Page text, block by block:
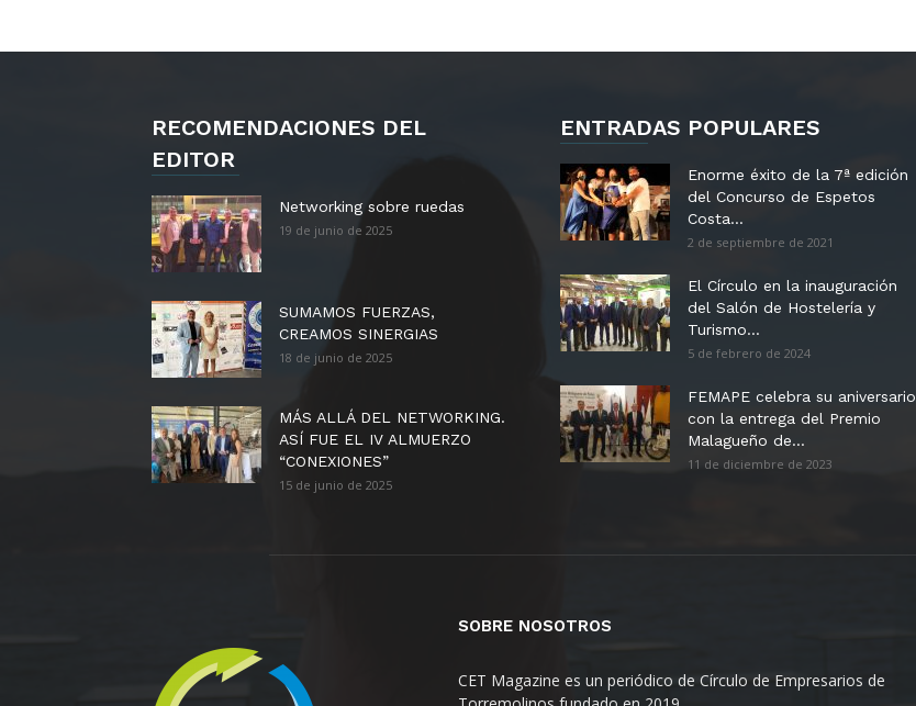
RECOMENDACIONES DEL
EDITOR
Networking sobre ruedas
19 de junio de 2025
SUMAMOS FUERZAS,
CREAMOS SINERGIAS
18 de junio de 2025
MÁS ALLÁ DEL NETWORKING.
ASÍ FUE EL IV ALMUERZO
“CONEXIONES”
15 de junio de 2025
ENTRADAS POPULARES
Enorme éxito de la 7ª edición
del Concurso de Espetos
Costa...
2 de septiembre de 2021
El Círculo en la inauguración
del Salón de Hostelería y
Turismo...
5 de febrero de 2024
FEMAPE celebra su aniversario
con la entrega del Premio
Malagueño de...
11 de diciembre de 2023
SOBRE NOSOTROS
CET Magazine es un periódico de Círculo de Empresarios de